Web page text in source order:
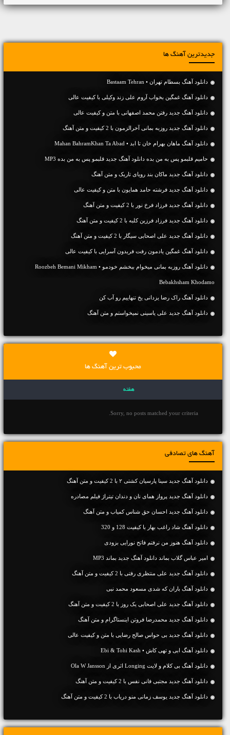
جدیدترین آهنگ ها
دانلود آهنگ بسطام تهران • Bastaam Tehran
دانلود آهنگ غمگین بخواب آروم علی زند وکیلی با کیفیت عالی
دانلود آهنگ جديد رفتن محمد اصفهانی با متن و کیفیت عالی
دانلود آهنگ جديد روزبه بمانی آخرالزمون با 2 کیفیت و متن آهنگ
دانلود آهنگ ماهان بهرام خان تا ابد • Mahan BahramKhan Ta Abad
حامیم قلبمو پس به من بده دانلود آهنگ جدید قلبمو پس به من بده MP3
دانلود آهنگ جديد ماکان بند رویای تاریک و متن آهنگ
دانلود آهنگ جديد فرشته حامد همایون با متن و کیفیت عالی
دانلود آهنگ جديد فرزاد فرخ نور با 2 کیفیت و متن آهنگ
دانلود آهنگ جديد فرزاد فرزین کلبه با 2 کیفیت و متن آهنگ
دانلود آهنگ جديد علی اصحابی سیگار با 2 کیفیت و متن آهنگ
دانلود آهنگ غمگین یادمون رفت فریدون آسرایی با کیفیت عالی
دانلود آهنگ روزبه بمانی میخوام ببخشم خودمو • Roozbeh Bemani Mikham
Bebakhsham Khodamo
دانلود آهنگ راک رضا یزدانی یخ تنهاییم رو آب کن
دانلود آهنگ جديد علی یاسینی نمیخواستم و متن آهنگ
محبوب ترین آهنگ ها
هفته
Sorry, no posts matched your criteria.
آهنگ های تصادفی
دانلود آهنگ جديد سینا پارسیان کشتی ۲ با 2 کیفیت و متن آهنگ
دانلود آهنگ جدید پرواز همای نان و دندان تیتراژ فیلم مصادره
دانلود آهنگ جديد احسان حق شناس کمیاب و متن آهنگ
دانلود آهنگ شاد راغب بهار با کیفیت 128 و 320
دانلود آهنگ هنوز من نرفتم فاتح نورایی بزودی
امیر عباس گلاب بماند دانلود آهنگ جدید بماند MP3
دانلود آهنگ جديد علی منتظری رفتی با 2 کیفیت و متن آهنگ
دانلود آهنگ باران که شدی مسعود محمد نبی
دانلود آهنگ جديد علی اصحابی یک روز با 2 کیفیت و متن آهنگ
دانلود آهنگ جديد محمدرضا فروتن اینستاگرام و متن آهنگ
دانلود آهنگ جديد بی حواس صالح رضایی با متن و کیفیت عالی
دانلود آهنگ ابی و تهی کاش • Ebi & Tohi Kash
دانلود آهنگ بی کلام و لایت Longing اثری از Ola W Jansson
دانلود آهنگ جديد مجتبی فانی نفس با 2 کیفیت و متن آهنگ
دانلود آهنگ جديد یوسف زمانی منو دریاب با 2 کیفیت و متن آهنگ